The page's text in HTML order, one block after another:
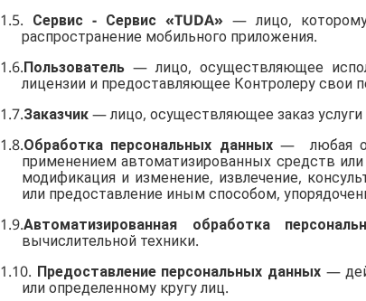
1.5. Сервис - Сервис «TUDA» — лицо,
распространение мобильного приложения.
1.6.Пользователь — лицо, осуществляющее
лицензии и предоставляющее Контролеру свои
1.7.Заказчик— лицо, осуществляющее заказ
1.8.Обработка персональных данных— любая
применением автоматизированных средств
модификация и изменение, извлечение,
или предоставление иным способом,
1.9.Автоматизированная обработка
вычислительной техники.
1.10. Предоставление персональных данных —
или определенному кругу лиц.